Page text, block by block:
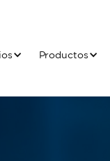
Productos